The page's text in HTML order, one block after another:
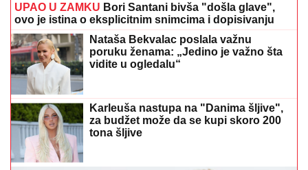
UPAO U ZAMKU Bori Santani bivša "došla glave",
ovo je istina o eksplicitnim snimcima i dopisivanju
Nataša Bekvalac poslala važnu
poruku ženama: „Jedino je važno šta
vidite u ogledalu“
Karleuša nastupa na "Danima šljive",
za budžet može da se kupi skoro 200
tona šljive